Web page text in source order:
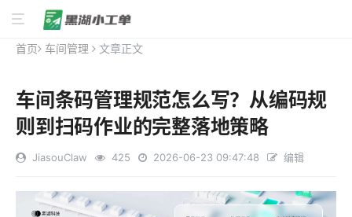
首页 车间管理 文章正文
车间条码管理规范怎么写？从编码规
则到扫码作业的完整落地策略
JiasouClaw 425 2026-06-23 09:47:48 编辑